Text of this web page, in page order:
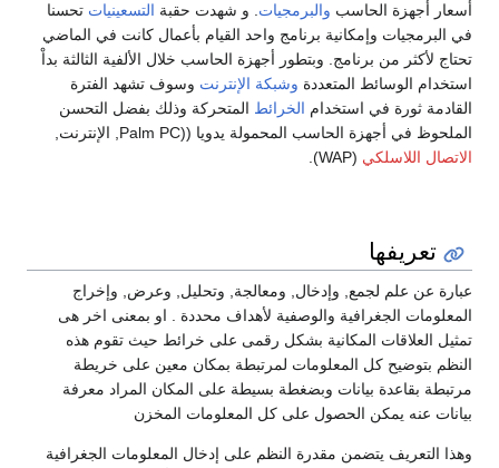
أسعار أجهزة الحاسب والبرمجيات . و شهدت حقبة التسعينيات تحسنا
في البرمجيات وإمكانية برنامج واحد القيام بأعمال كانت في الماضي
تحتاج لأكثر من برنامج. وبتطور أجهزة الحاسب خلال الألفية الثالثة بداْ
استخدام الوسائط المتعددة وشبكة الإنترنت وسوف تشهد الفترة
القادمة ثورة في استخدام الخرائط المتحركة وذلك بفضل التحسن
الملحوظ في أجهزة الحاسب المحمولة يدويا ((Palm PC, الإنترنت,
الاتصال اللاسلكي (WAP).
تعريفها
عبارة عن علم لجمع, وإدخال, ومعالجة, وتحليل, وعرض, وإخراج
المعلومات الجغرافية والوصفية لأهداف محددة . او بمعنى اخر هى
تمثيل العلاقات المكانية بشكل رقمى على خرائط حيث تقوم هذه
النظم بتوضيح كل المعلومات لمرتبطة بمكان معين على خريطة
مرتبطة بقاعدة بيانات وبضغطة بسيطة على المكان المراد معرفة
بيانات عنه يمكن الحصول على كل المعلومات المخزن
وهذا التعريف يتضمن مقدرة النظم على إدخال المعلومات الجغرافية